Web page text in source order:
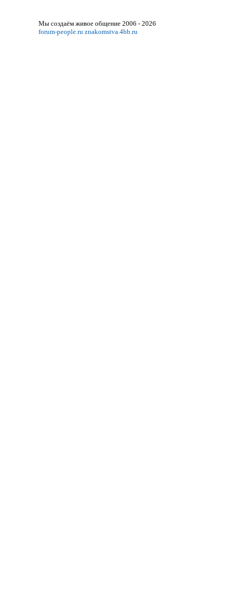
Мы создаём живое общение 2006 - 2026
forum-people.ru znakomstva.4bb.ru